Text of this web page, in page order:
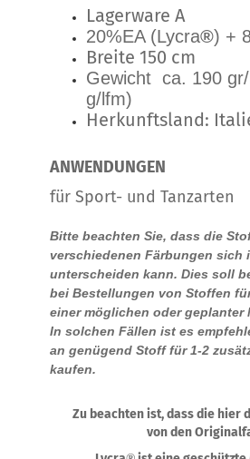
Lagerware A
20%EA (Lycra®) +
Breite 150 cm
Gewicht ca. 190
g/lfm)
Herkunftsland:
ANWENDUNGEN
für Sport- und Tanzarten
Bitte beachten Sie, dass die
verschiedenen Färbungen sich
unterscheiden kann. Dies soll
bei Bestellungen von Stoffen
einer möglichen oder geplanter
In solchen Fällen ist es
an genügend Stoff für 1-2
kaufen.
Zu beachten ist, dass die
von den